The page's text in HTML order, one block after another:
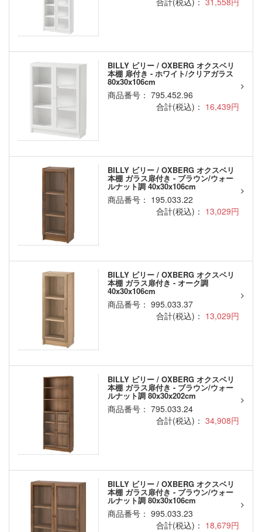
BILLY ビリー / OXBERG オクスベリ
本棚 扉付き - ホワイト/クリアガラス
80x30x106cm
商品番号： 795.452.96
合計(税込)： 16,439円
BILLY ビリー / OXBERG オクスベリ
本棚 ガラス扉付き - ブラウン/ウォー
ルナット調 40x30x106cm
商品番号： 195.033.22
合計(税込)： 13,029円
BILLY ビリー / OXBERG オクスベリ
本棚 ガラス扉付き - オーク調
40x30x106cm
商品番号： 995.033.37
合計(税込)： 13,029円
BILLY ビリー / OXBERG オクスベリ
本棚 ガラス扉付き - ブラウン/ウォー
ルナット調 80x30x202cm
商品番号： 795.033.24
合計(税込)： 34,908円
BILLY ビリー / OXBERG オクスベリ
本棚 ガラス扉付き - ブラウン/ウォー
ルナット調 80x30x106cm
商品番号： 995.033.23
合計(税込)： 18,679円